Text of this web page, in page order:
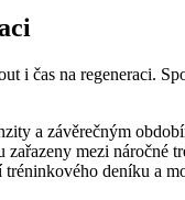
i čas na regeneraci.
a závěrečným
zařazeny mezi náročné
deníku a